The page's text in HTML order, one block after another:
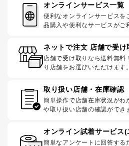
オンラインサービス一覧
便利なオンラインサービス
品購入や便利なサービスがご
ネットで注文 店舗で受け
店舗で受け取りなら送料無料
り店舗をお選びいただけます。
取り扱い店舗・在庫確認
簡単操作で店舗在庫状況がわ
や取り扱い店舗の確認ができ
オンライン試着サービス(
簡単なアンケートに回答する